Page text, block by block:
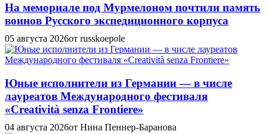
На мемориале под Мурмелоном почтили память
воинов Русского экспедиционного корпуса
05 августа 2026от russkoepole
Юные исполнители из Германии — в числе
лауреатов Международного фестиваля
«Creatività senza Frontiere»
04 августа 2026от Нина Пеннер-Баранова